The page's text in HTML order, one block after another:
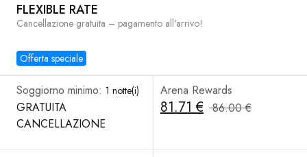
FLEXIBLE RATE
Offerta speciale
Cancellazione gratuita – pagamento all'arrivo!
Soggiorno minimo: 1 notte(i)
GRATUITA
CANCELLAZIONE
Arena Rewards
81.71 € 86.00 €